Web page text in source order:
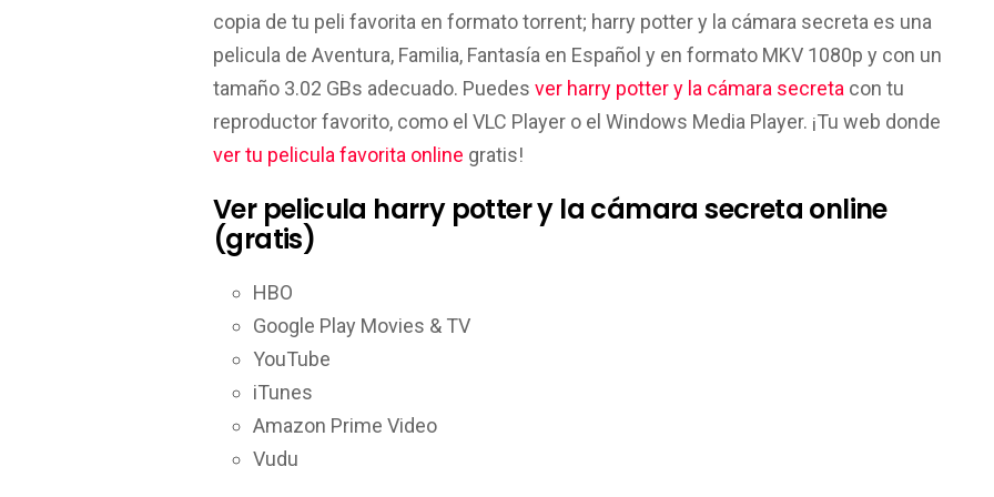
copia de tu peli favorita en formato torrent; harry potter y la cámara secreta es una
pelicula de Aventura, Familia, Fantasía en Español y en formato MKV 1080p y con un
tamaño 3.02 GBs adecuado. Puedes ver harry potter y la cámara secreta con tu
reproductor favorito, como el VLC Player o el Windows Media Player. ¡Tu web donde
ver tu pelicula favorita online gratis!
Ver pelicula harry potter y la cámara secreta online
(gratis)
HBO
Google Play Movies & TV
YouTube
iTunes
Amazon Prime Video
Vudu